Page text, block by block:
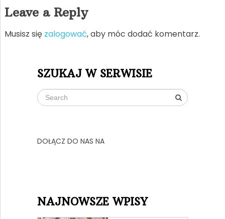
Leave a Reply
Musisz się zalogować, aby móc dodać komentarz.
SZUKAJ W SERWISIE
DOŁĄCZ DO NAS NA
NAJNOWSZE WPISY